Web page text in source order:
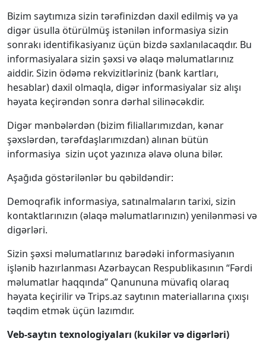
Bizim saytımıza sizin tərəfinizdən daxil edilmiş və ya
digər üsulla ötürülmüş istənilən informasiya sizin
sonrakı identifikasiyanız üçün bizdə saxlanılacaqdır. Bu
informasiyalara sizin şəxsi və əlaqə məlumatlarınız
aiddir. Sizin ödəmə rekvizitləriniz (bank kartları,
hesablar) daxil olmaqla, digər informasiyalar siz alışı
həyata keçirəndən sonra dərhal silinəcəkdir.
Digər mənbələrdən (bizim filiallarımızdan, kənar
şəxslərdən, tərəfdaşlarımızdan) alınan bütün
informasiya sizin uçot yazınıza əlavə oluna bilər.
Aşağıda göstərilənlər bu qəbildəndir:
Demoqrafik informasiya, satınalmaların tarixi, sizin
kontaktlarınızın (əlaqə məlumatlarınızın) yenilənməsi və
digərləri.
Sizin şəxsi məlumatlarınız barədəki informasiyanın
işlənib hazırlanması Azərbaycan Respublikasının “Fərdi
məlumatlar haqqında” Qanununa müvafiq olaraq
həyata keçirilir və Trips.az saytının materiallarına çıxışı
təqdim etmək üçün lazımdır.
Veb-saytın texnologiyaları (kukilər və digərləri)